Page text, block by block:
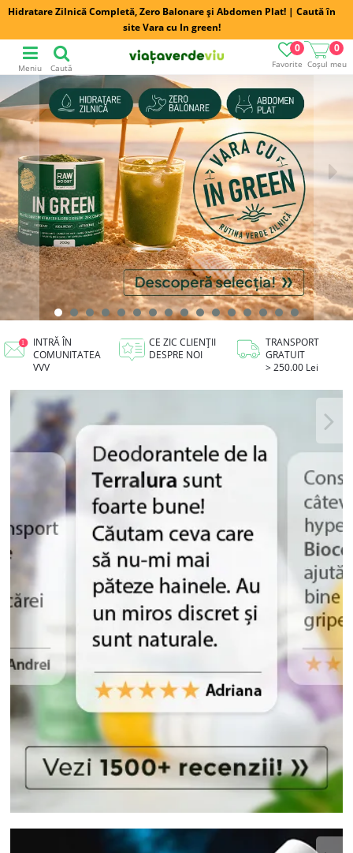
Hidratare Zilnică Completă, Zero Balonare și Abdomen Plat! | Caută în
site Vara cu In green!
Favorite
0
Coșul meu
0
Meniu Caută
INTRĂ ÎN
COMUNITATEA
VVV
CE ZIC CLIENȚII
DESPRE NOI
TRANSPORT
GRATUIT
> 250.00 Lei